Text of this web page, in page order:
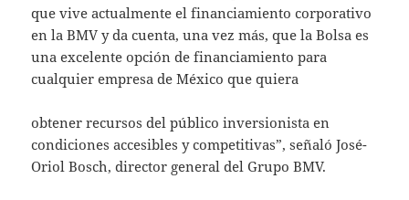
que vive actualmente el financiamiento corporativo
en la BMV y da cuenta, una vez más, que la Bolsa es
una excelente opción de financiamiento para
cualquier empresa de México que quiera
obtener recursos del público inversionista en
condiciones accesibles y competitivas”, señaló José-
Oriol Bosch, director general del Grupo BMV.